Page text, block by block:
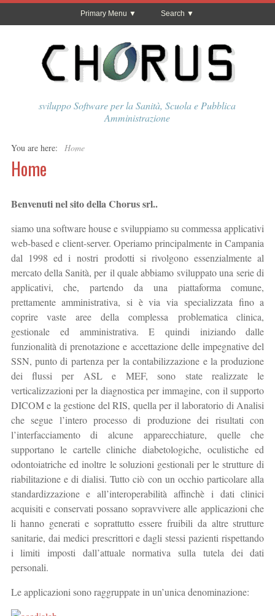
Primary Menu Search
sviluppo Software per la Sanità, Scuola e Pubblica
Amministrazione
You are here: Home
Home
Benvenuti nel sito della Chorus srl..
siamo una software house e sviluppiamo su commessa applicativi
web-based e client-server. Operiamo principalmente in Campania
dal 1998 ed i nostri prodotti si rivolgono essenzialmente al
mercato della Sanità, per il quale abbiamo sviluppato una serie di
applicativi, che, partendo da una piattaforma comune,
prettamente amministrativa, si è via via specializzata fino a
coprire vaste aree della complessa problematica clinica,
gestionale ed amministrativa. E quindi iniziando dalle
funzionalità di prenotazione e accettazione delle impegnative del
SSN, punto di partenza per la contabilizzazione e la produzione
dei flussi per ASL e MEF, sono state realizzate le
verticalizzazioni per la diagnostica per immagine, con il supporto
DICOM e la gestione del RIS, quella per il laboratorio di Analisi
che segue l’intero processo di produzione dei risultati con
l’interfacciamento di alcune apparecchiature, quelle che
supportano le cartelle cliniche diabetologiche, oculistiche ed
odontoiatriche ed inoltre le soluzioni gestionali per le strutture di
riabilitazione e di dialisi. Tutto ciò con un occhio particolare alla
standardizzazione e all’interoperabilità affinchè i dati clinici
acquisiti e conservati possano sopravvivere alle applicazioni che
li hanno generati e soprattutto essere fruibili da altre strutture
sanitarie, dai medici prescrittori e dagli stessi pazienti rispettando
i limiti imposti dall’attuale normativa sulla tutela dei dati
personali.
Le applicazioni sono raggruppate in un’unica denominazione: